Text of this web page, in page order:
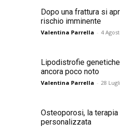
Dopo una frattura si
rischio imminente
Valentina Parrella - 4
Lipodistrofie
ancora poco noto
Valentina Parrella - 28
Osteoporosi, la terapia
personalizzata